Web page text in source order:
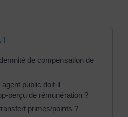
!
de compensation de
public doit-il
perçu de rémunération ?
primes/points ?